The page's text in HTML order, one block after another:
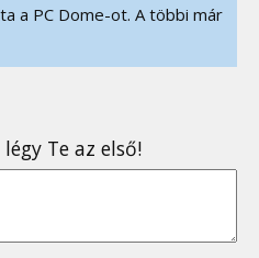
a PC Dome-ot. A többi már
Te az első!